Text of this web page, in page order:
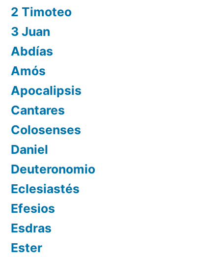
2 Timoteo
3 Juan
Abdías
Amós
Apocalipsis
Cantares
Colosenses
Daniel
Deuteronomio
Eclesiastés
Efesios
Esdras
Ester